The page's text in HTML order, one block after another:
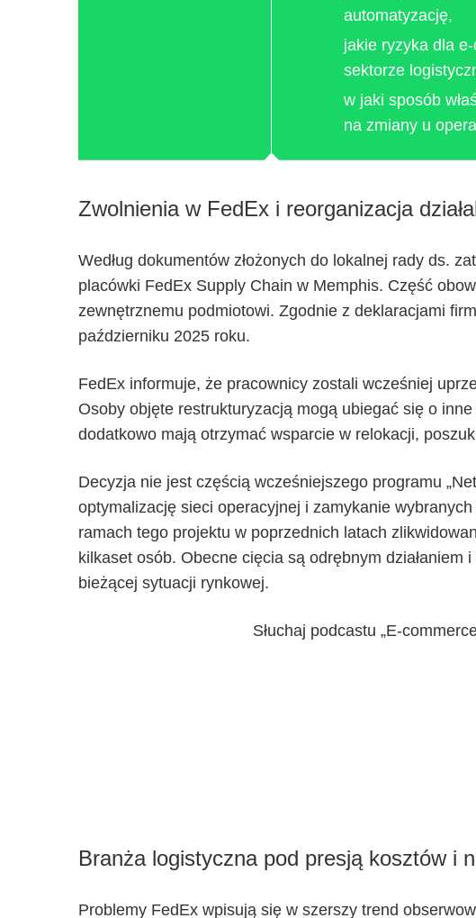
automatyzację,
jakie ryzyka dla
sektorze
w jaki sposób
na zmiany u
Zwolnienia w FedEx i reorganizacja
Według dokumentów złożonych do lokalnej rady ds.
placówki FedEx Supply Chain w Memphis. Część
zewnętrznemu podmiotowi. Zgodnie z deklaracjami
październiku 2025 roku.
FedEx informuje, że pracownicy zostali wcześniej
Osoby objęte restrukturyzacją mogą ubiegać się o
dodatkowo mają otrzymać wsparcie w relokacji,
Decyzja nie jest częścią wcześniejszego programu
optymalizację sieci operacyjnej i zamykanie
ramach tego projektu w poprzednich latach
kilkaset osób. Obecne cięcia są odrębnym działaniem
bieżącej sytuacji rynkowej.
Słuchaj podcastu „E-
Branża logistyczna pod presją kosztów i
Problemy FedEx wpisują się w szerszy trend